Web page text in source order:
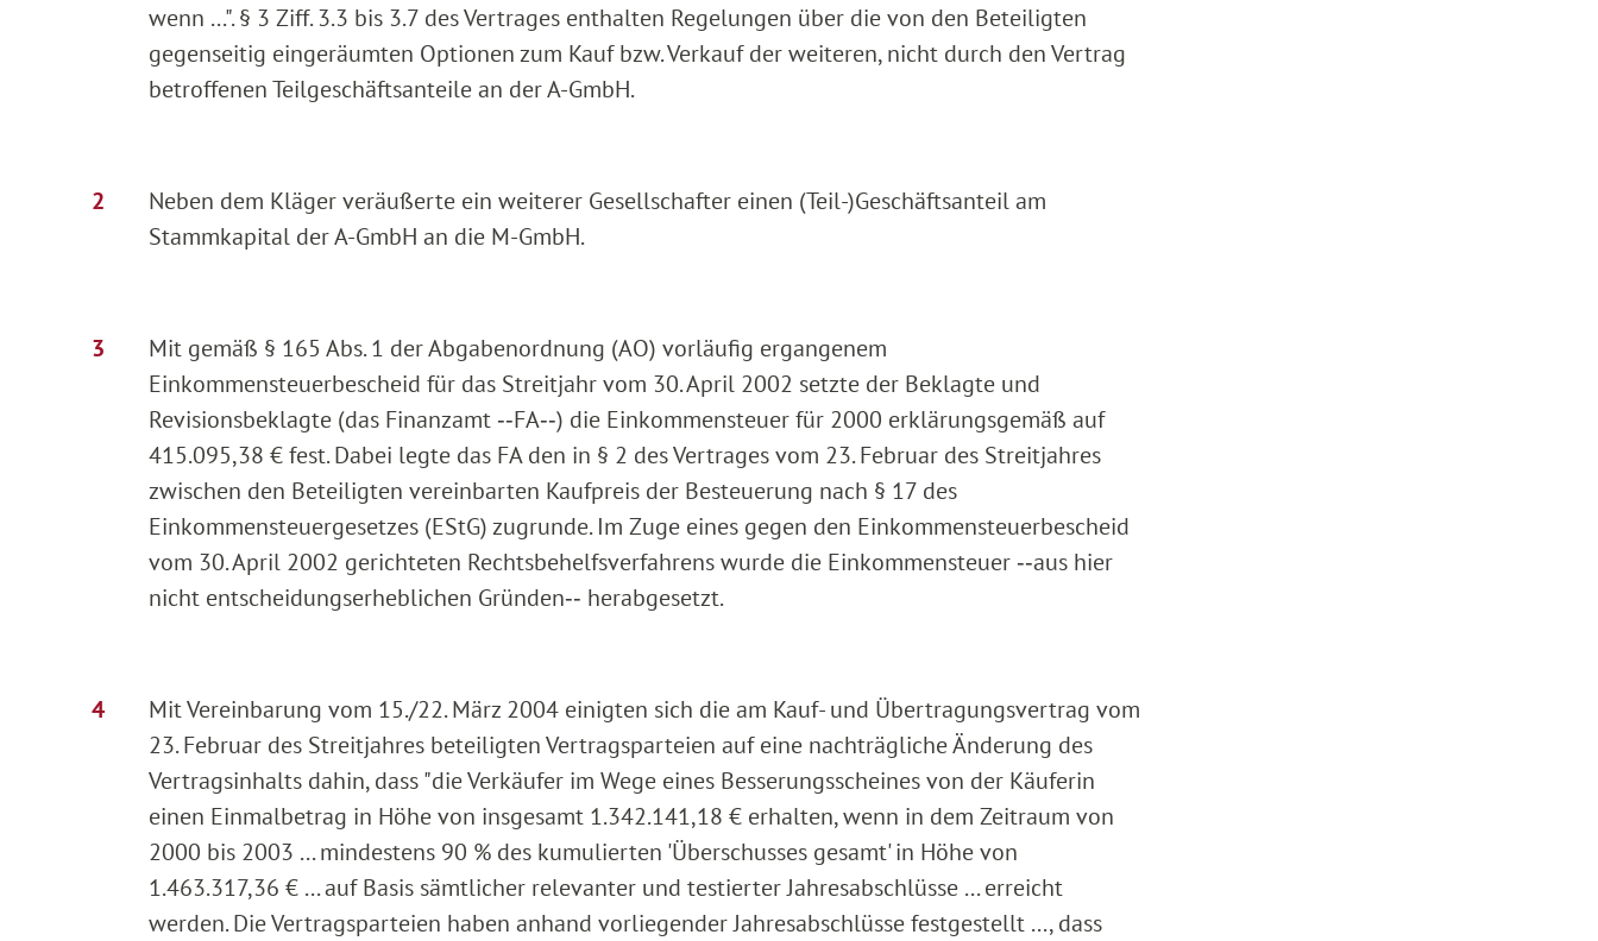
wenn ...". § 3 Ziff. 3.3 bis 3.7 des Vertrages enthalten Regelungen über die von den Beteiligten
gegenseitig eingeräumten Optionen zum Kauf bzw. Verkauf der weiteren, nicht durch den Vertrag
betroffenen Teilgeschäftsanteile an der A-GmbH.
Neben dem Kläger veräußerte ein weiterer Gesellschafter einen (Teil-)Geschäftsanteil am
Stammkapital der A-GmbH an die M-GmbH.
Mit gemäß § 165 Abs. 1 der Abgabenordnung (AO) vorläufig ergangenem
Einkommensteuerbescheid für das Streitjahr vom 30. April 2002 setzte der Beklagte und
Revisionsbeklagte (das Finanzamt ‑‑FA‑‑) die Einkommensteuer für 2000 erklärungsgemäß auf
415.095,38 € fest. Dabei legte das FA den in § 2 des Vertrages vom 23. Februar des Streitjahres
zwischen den Beteiligten vereinbarten Kaufpreis der Besteuerung nach § 17 des
Einkommensteuergesetzes (EStG) zugrunde. Im Zuge eines gegen den Einkommensteuerbescheid
vom 30. April 2002 gerichteten Rechtsbehelfsverfahrens wurde die Einkommensteuer ‑‑aus hier
nicht entscheidungserheblichen Gründen‑‑ herabgesetzt.
Mit Vereinbarung vom 15./22. März 2004 einigten sich die am Kauf- und Übertragungsvertrag vom
23. Februar des Streitjahres beteiligten Vertragsparteien auf eine nachträgliche Änderung des
Vertragsinhalts dahin, dass "die Verkäufer im Wege eines Besserungsscheines von der Käuferin
einen Einmalbetrag in Höhe von insgesamt 1.342.141,18 € erhalten, wenn in dem Zeitraum von
2000 bis 2003 ... mindestens 90 % des kumulierten 'Überschusses gesamt' in Höhe von
1.463.317,36 € ... auf Basis sämtlicher relevanter und testierter Jahresabschlüsse ... erreicht
werden. Die Vertragsparteien haben anhand vorliegender Jahresabschlüsse festgestellt ..., dass